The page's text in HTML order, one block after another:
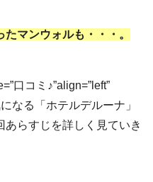
マンウォルも・・・。
口コミ♪”align=”left”
なる「ホテルデルーナ」
らすじを詳しく見ていき